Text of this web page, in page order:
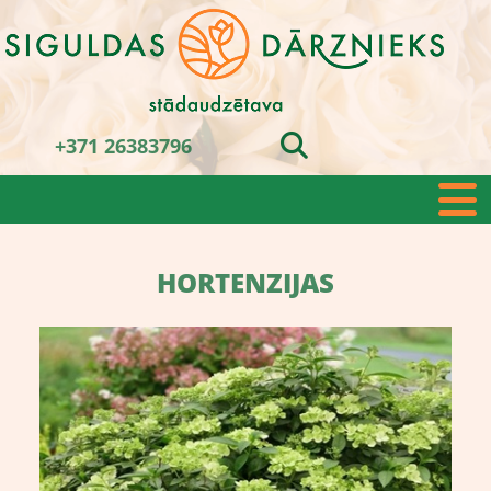
+371 26383796
HORTENZIJAS